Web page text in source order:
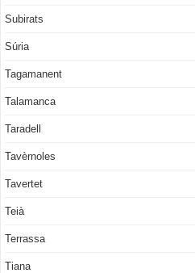
Subirats
Súria
Tagamanent
Talamanca
Taradell
Tavèrnoles
Tavertet
Teià
Terrassa
Tiana